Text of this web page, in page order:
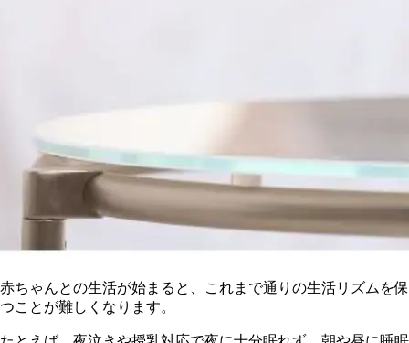
赤ちゃんとの生活が始まると、これまで通りの生活リズムを保
つことが難しくなります。